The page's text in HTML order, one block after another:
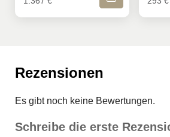
Rezensionen
Es gibt noch keine Bewertungen.
Schreibe die erste